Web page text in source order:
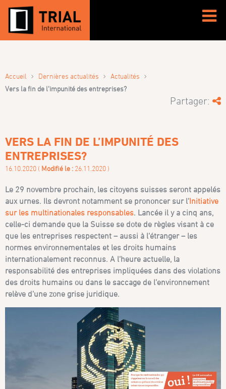
Accueil › Dernières actualités › Actualités ›
Vers la fin de l’impunité des entreprises?
Partager:
VERS LA FIN DE L’IMPUNITÉ DES
ENTREPRISES?
16.10.2020 ( Modifié le : 26.11.2020 )
Le 29 novembre prochain, les citoyens suisses seront appelés
aux urnes. Ils devront notamment se prononcer sur l’Initiative
sur les multinationales responsables. Lancée il y a cinq ans,
celle-ci demande que la Suisse se dote de règles visant à ce
que les entreprises respectent – aussi à l’étranger – les
normes environnementales et les droits humains
internationalement reconnus. A l’heure actuelle, la
responsabilité des entreprises impliquées dans des violations
des droits humains ou dans le saccage de l’environnement
relève d’une zone grise juridique.